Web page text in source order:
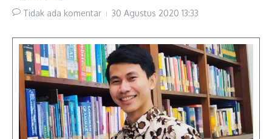
Tidak ada komentar 30 Agustus 2020 13:33